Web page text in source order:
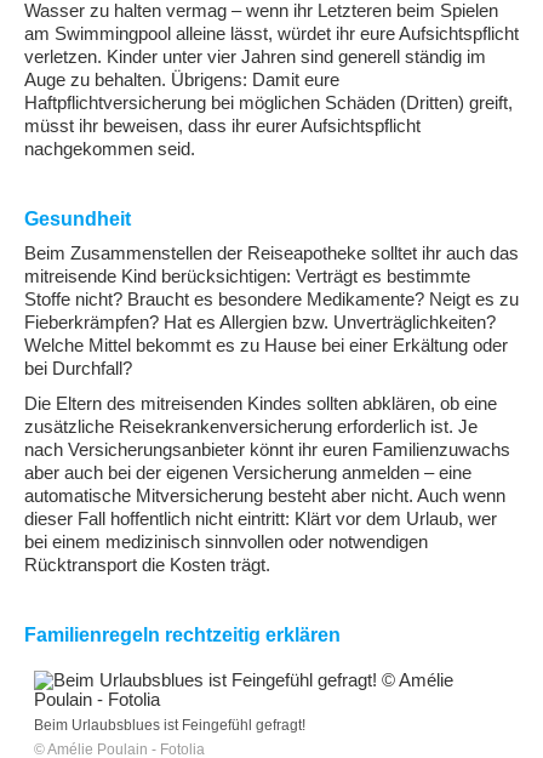
Wasser zu halten vermag – wenn ihr Letzteren beim Spielen
am Swimmingpool alleine lässt, würdet ihr eure Aufsichtspflicht
verletzen. Kinder unter vier Jahren sind generell ständig im
Auge zu behalten. Übrigens: Damit eure
Haftpflichtversicherung bei möglichen Schäden (Dritten) greift,
müsst ihr beweisen, dass ihr eurer Aufsichtspflicht
nachgekommen seid.
Gesundheit
Beim Zusammenstellen der Reiseapotheke solltet ihr auch das
mitreisende Kind berücksichtigen: Verträgt es bestimmte
Stoffe nicht? Braucht es besondere Medikamente? Neigt es zu
Fieberkrämpfen? Hat es Allergien bzw. Unverträglichkeiten?
Welche Mittel bekommt es zu Hause bei einer Erkältung oder
bei Durchfall?
Die Eltern des mitreisenden Kindes sollten abklären, ob eine
zusätzliche Reisekrankenversicherung erforderlich ist. Je
nach Versicherungsanbieter könnt ihr euren Familienzuwachs
aber auch bei der eigenen Versicherung anmelden – eine
automatische Mitversicherung besteht aber nicht. Auch wenn
dieser Fall hoffentlich nicht eintritt: Klärt vor dem Urlaub, wer
bei einem medizinisch sinnvollen oder notwendigen
Rücktransport die Kosten trägt.
Familienregeln rechtzeitig erklären
Beim Urlaubsblues ist Feingefühl gefragt!
© Amélie Poulain - Fotolia